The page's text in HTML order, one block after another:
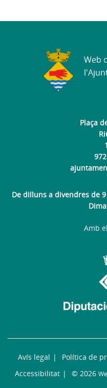
Plaça
De dilluns a divendres de
Web
Avís legal Política de
Accessibilitat
© 2026
Amb